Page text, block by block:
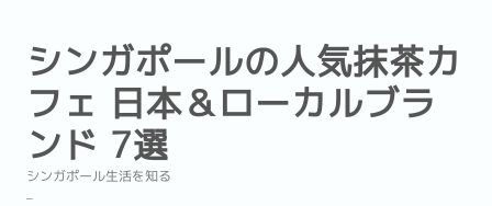
シンガポールの人気抹茶カ
フェ 日本＆ローカルブラ
ンド 7選
シンガポール生活を知る